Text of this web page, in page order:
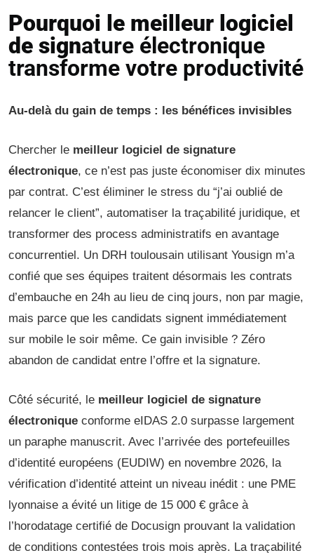
Pourquoi le meilleur logiciel
de signature électronique
transforme votre productivité
Au-delà du gain de temps : les bénéfices invisibles
Chercher le meilleur logiciel de signature
électronique, ce n’est pas juste économiser dix minutes
par contrat. C’est éliminer le stress du “j’ai oublié de
relancer le client”, automatiser la traçabilité juridique, et
transformer des process administratifs en avantage
concurrentiel. Un DRH toulousain utilisant Yousign m’a
confié que ses équipes traitent désormais les contrats
d’embauche en 24h au lieu de cinq jours, non par magie,
mais parce que les candidats signent immédiatement
sur mobile le soir même. Ce gain invisible ? Zéro
abandon de candidat entre l’offre et la signature.
Côté sécurité, le meilleur logiciel de signature
électronique conforme eIDAS 2.0 surpasse largement
un paraphe manuscrit. Avec l’arrivée des portefeuilles
d’identité européens (EUDIW) en novembre 2026, la
vérification d’identité atteint un niveau inédit : une PME
lyonnaise a évité un litige de 15 000 € grâce à
l’horodatage certifié de Docusign prouvant la validation
de conditions contestées trois mois après. La traçabilité